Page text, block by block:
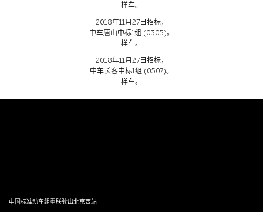
样车。
2018年11月27日招标，
中车唐山中标1组 (0305)。
样车。
2018年11月27日招标，
中车长客中标1组 (0507)。
样车。
中国标准动车组重联驶出北京西站